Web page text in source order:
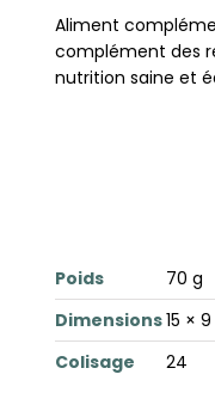
Aliment
complément des
nutrition saine et
Poids
70 g
Dimensions15 ×
Colisage
24